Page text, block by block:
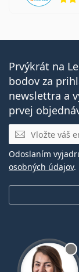
Prvýkrát na
bodov za
newslettra a
prvej
E-mail
Odoslaním
osobných údajov.